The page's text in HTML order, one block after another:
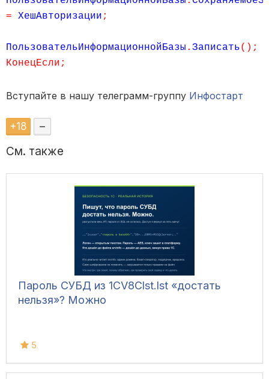
= ХешАвторизации ;
ПользовательИнформационнойБазы . Записать();
КонецЕсли;
Вступайте в нашу телеграмм-группу Инфостарт
+18 –
См. также
Пароль СУБД из 1CV8Clst.lst «достать
нельзя»? Можно
5